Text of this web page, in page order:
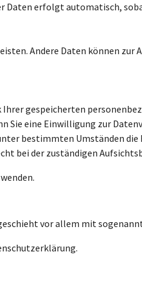
Daten erfolgt automatisch,
Andere Daten können zur
gespeicherten
Sie eine Einwilligung zur
bestimmten Umständen
bei der zuständigen
vor allem mit